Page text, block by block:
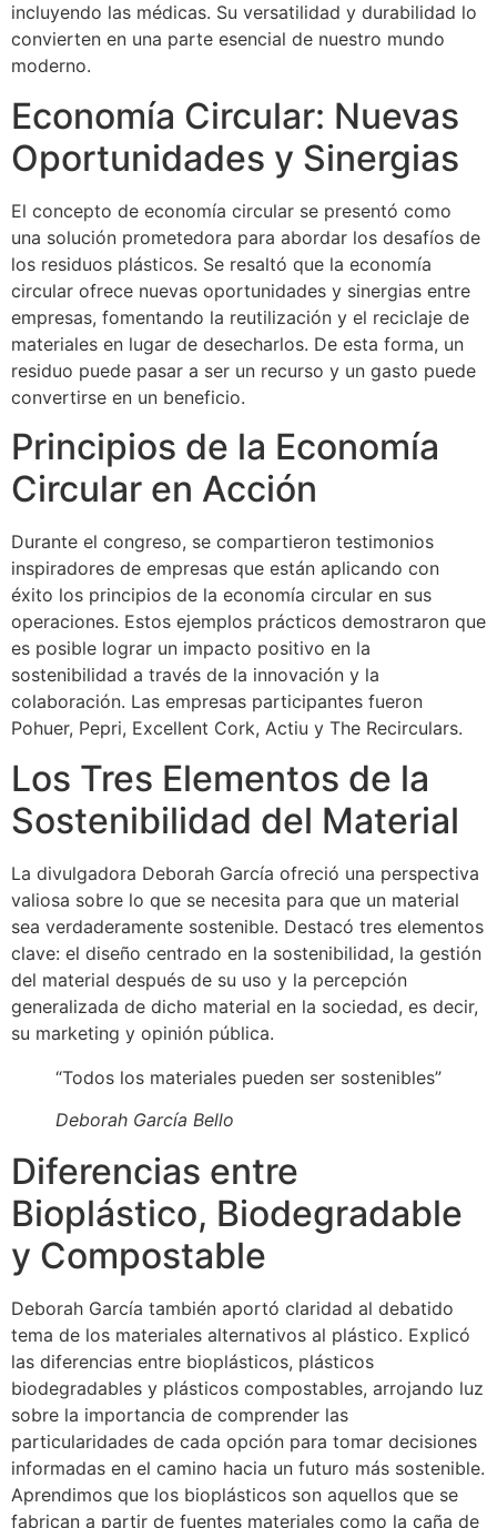
incluyendo las médicas. Su versatilidad y durabilidad lo
convierten en una parte esencial de nuestro mundo
moderno.
Economía Circular: Nuevas
Oportunidades y Sinergias
El concepto de economía circular se presentó como
una solución prometedora para abordar los desafíos de
los residuos plásticos. Se resaltó que la economía
circular ofrece nuevas oportunidades y sinergias entre
empresas, fomentando la reutilización y el reciclaje de
materiales en lugar de desecharlos. De esta forma, un
residuo puede pasar a ser un recurso y un gasto puede
convertirse en un beneficio.
Principios de la Economía
Circular en Acción
Durante el congreso, se compartieron testimonios
inspiradores de empresas que están aplicando con
éxito los principios de la economía circular en sus
operaciones. Estos ejemplos prácticos demostraron que
es posible lograr un impacto positivo en la
sostenibilidad a través de la innovación y la
colaboración. Las empresas participantes fueron
Pohuer, Pepri, Excellent Cork, Actiu y The Recirculars.
Los Tres Elementos de la
Sostenibilidad del Material
La divulgadora Deborah García ofreció una perspectiva
valiosa sobre lo que se necesita para que un material
sea verdaderamente sostenible. Destacó tres elementos
clave: el diseño centrado en la sostenibilidad, la gestión
del material después de su uso y la percepción
generalizada de dicho material en la sociedad, es decir,
su marketing y opinión pública.
“Todos los materiales pueden ser sostenibles”
Deborah García Bello
Diferencias entre
Bioplástico, Biodegradable
y Compostable
Deborah García también aportó claridad al debatido
tema de los materiales alternativos al plástico. Explicó
las diferencias entre bioplásticos, plásticos
biodegradables y plásticos compostables, arrojando luz
sobre la importancia de comprender las
particularidades de cada opción para tomar decisiones
informadas en el camino hacia un futuro más sostenible.
Aprendimos que los bioplásticos son aquellos que se
fabrican a partir de fuentes materiales como la caña de